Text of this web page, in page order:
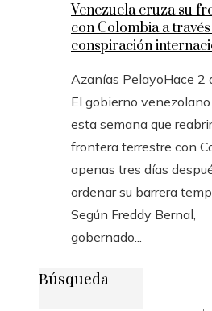
Venezuela cruza su
con Colombia a
conspiración
Azanías PelayoHace 2
El gobierno
esta semana que
frontera terrestre con
apenas tres días
ordenar su barrera
Según Freddy Bernal,
gobernado...
Búsqueda